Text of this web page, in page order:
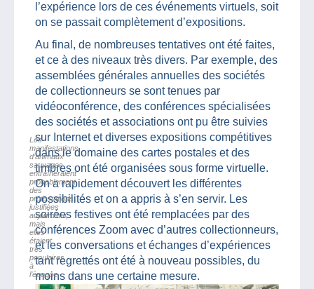
l’expérience lors de ces événements virtuels, soit
on se passait complètement d’expositions.
Au final, de nombreuses tentatives ont été faites,
et ce à des niveaux très divers. Par exemple, des
assemblées générales annuelles des sociétés
de collectionneurs se sont tenues par
vidéoconférence, des conférences spécialisées
des sociétés et associations ont pu être suivies
sur Internet et diverses expositions compétitives
dans le domaine des cartes postales et des
timbres ont été organisées sous forme virtuelle.
On a rapidement découvert les différentes
possibilités et on a appris à s’en servir. Les
soirées festives ont été remplacées par des
conférences Zoom avec d’autres collectionneurs,
et les conversations et échanges d’expériences
tant regrettés ont été à nouveau possibles, du
moins dans une certaine mesure.
Les
manifestations
d’animaux
sauvages
entraîneraient
probablement
des
protestations
justifiées
aujourd’hui,
mais
elles
étaient
très
populaires
à
l’époque.